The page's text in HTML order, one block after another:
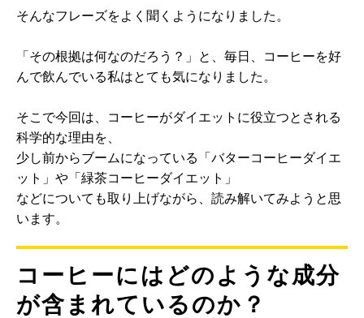
そんなフレーズをよく聞くようになりました。
「その根拠は何なのだろう？」と、毎日、コーヒーを好
んで飲んでいる私はとても気になりました。
そこで今回は、コーヒーがダイエットに役立つとされる
科学的な理由を、
少し前からブームになっている「バターコーヒーダイエ
ット」や「緑茶コーヒーダイエット」
などについても取り上げながら、読み解いてみようと思
います。
コーヒーにはどのような成分
が含まれているのか？